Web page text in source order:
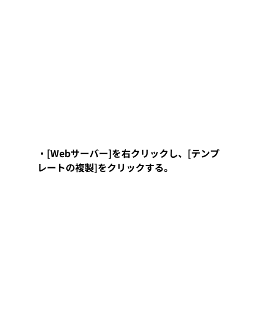
・[Webサーバー]を右クリックし、[テンプ
レートの複製]をクリックする。